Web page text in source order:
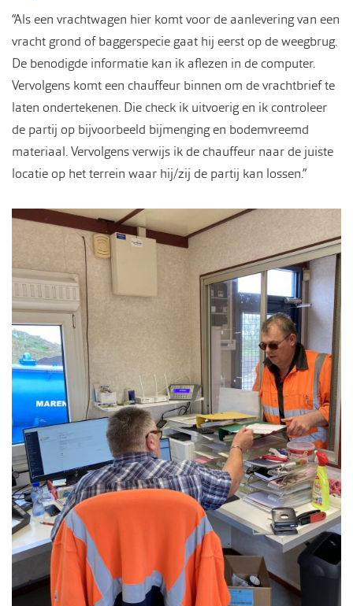
“Als een vrachtwagen hier komt voor de aanlevering van een
vracht grond of baggerspecie gaat hij eerst op de weegbrug.
De benodigde informatie kan ik aflezen in de computer.
Vervolgens komt een chauffeur binnen om de vrachtbrief te
laten ondertekenen. Die check ik uitvoerig en ik controleer
de partij op bijvoorbeeld bijmenging en bodemvreemd
materiaal. Vervolgens verwijs ik de chauffeur naar de juiste
locatie op het terrein waar hij/zij de partij kan lossen.”